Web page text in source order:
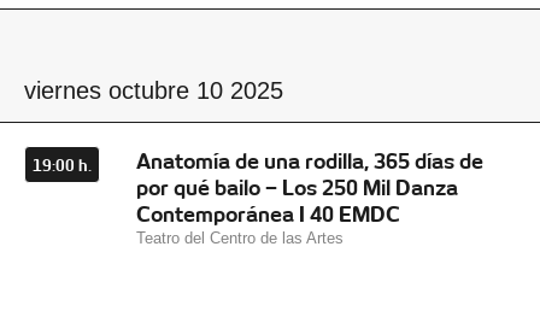
viernes octubre 10 2025
19:00 h.
Anatomía de una rodilla, 365 días de
por qué bailo – Los 250 Mil Danza
Contemporánea I 40 EMDC
Teatro del Centro de las Artes